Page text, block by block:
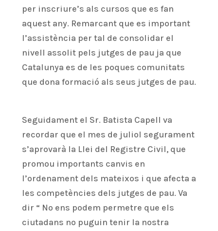
per inscriure’s als cursos que es fan
aquest any. Remarcant que es important
l’assistència per tal de consolidar el
nivell assolit pels jutges de pau ja que
Catalunya es de les poques comunitats
que dona formació als seus jutges de pau.
Seguidament el Sr. Batista Capell va
recordar que el mes de juliol segurament
s’aprovarà la Llei del Registre Civil, que
promou importants canvis en
l’ordenament dels mateixos i que afecta a
les competències dels jutges de pau. Va
dir “ No ens podem permetre que els
ciutadans no puguin tenir la nostra